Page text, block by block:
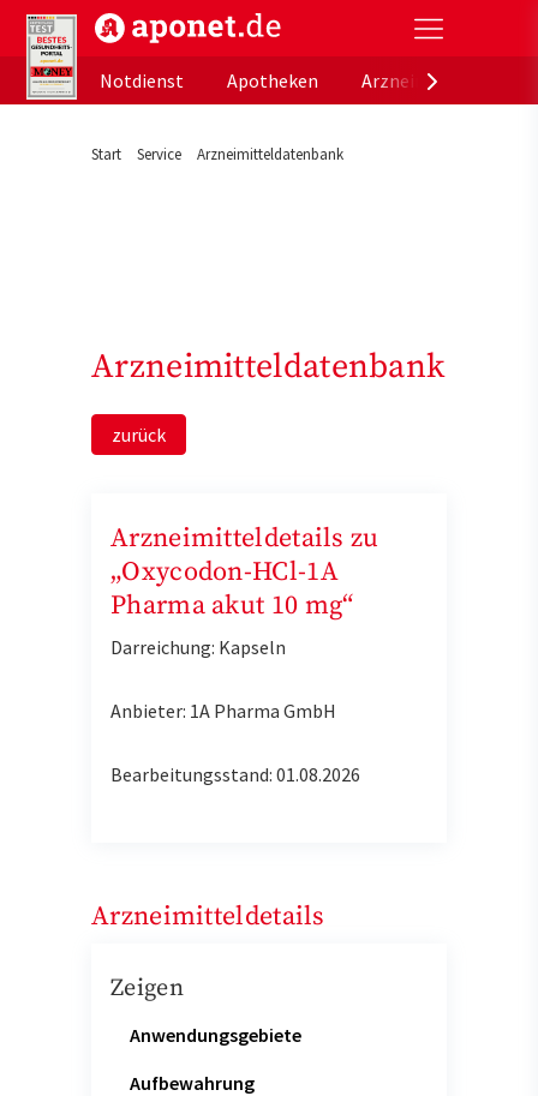
aponet.de - Das offizielle Gesundheitsportal der
Notdienst
Apotheken
Start Service Arzneimitteldatenbank
Arzneimitteldatenbank
zurück
Arzneimitteldetails zu
„Oxycodon-HCl-1A
Pharma akut 10 mg“
Darreichung: Kapseln
Anbieter: 1A Pharma GmbH
Bearbeitungsstand: 01.08.2026
Arzneimitteldetails
Zeigen
Anwendungsgebiete
Aufbewahrung